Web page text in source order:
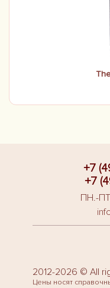
+7
+7
ПН.-
2012-2026 © All
Цены носят